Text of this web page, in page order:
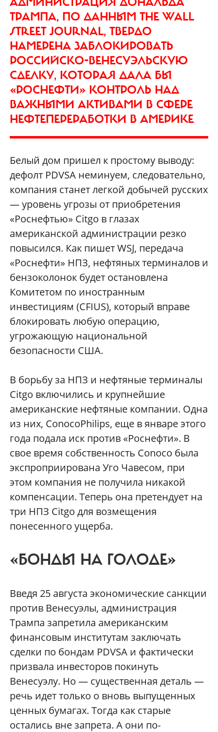
ТРАМПА, ПО ДАННЫМ THE WALL
STREET JOURNAL, ТВЕРДО
НАМЕРЕНА ЗАБЛОКИРОВАТЬ
РОССИЙСКО-ВЕНЕСУЭЛЬСКУЮ
СДЕЛКУ, КОТОРАЯ ДАЛА БЫ
«РОСНЕФТИ» КОНТРОЛЬ НАД
ВАЖНЫМИ АКТИВАМИ В СФЕРЕ
НЕФТЕПЕРЕРАБОТКИ В АМЕРИКЕ
Белый дом пришел к простому выводу:
дефолт PDVSA неминуем, следовательно,
компания станет легкой добычей русских
— уровень угрозы от приобретения
«Роснефтью» Citgo в глазах
американской администрации резко
повысился. Как пишет WSJ, передача
«Роснефти» НПЗ, нефтяных терминалов и
бензоколонок будет остановлена
Комитетом по иностранным
инвестициям (CFIUS), который вправе
блокировать любую операцию,
угрожающую национальной
безопасности США.
В борьбу за НПЗ и нефтяные терминалы
Citgo включились и крупнейшие
американские нефтяные компании. Одна
из них, ConocoPhilips, еще в январе этого
года подала иск против «Роснефти». В
свое время собственность Conoco была
экспроприирована Уго Чавесом, при
этом компания не получила никакой
компенсации. Теперь она претендует на
три НПЗ Citgo для возмещения
понесенного ущерба.
«БОНДЫ НА ГОЛОДЕ»
Введя 25 августа экономические санкции
против Венесуэлы, администрация
Трампа запретила американским
финансовым институтам заключать
сделки по бондам PDVSA и фактически
призвала инвесторов покинуть
Венесуэлу. Но — существенная деталь —
речь идет только о вновь выпущенных
ценных бумагах. Тогда как старые
остались вне запрета. А они по-